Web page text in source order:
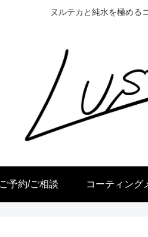
ヌルテカと純水を極める
予約/ご相談 コーティング